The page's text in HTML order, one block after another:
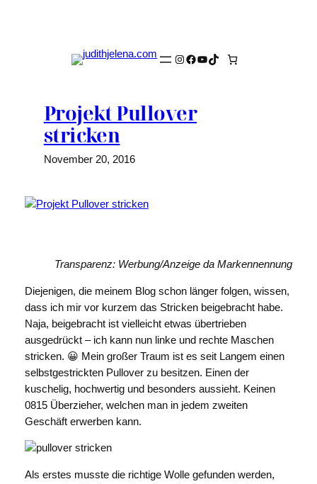
Instagram
Facebook
YouTube
TikTok
Projekt Pullover
stricken
November 20, 2016
Transparenz: Werbung/Anzeige da Markennennung
Diejenigen, die meinem Blog schon länger folgen, wissen,
dass ich mir vor kurzem das Stricken beigebracht habe.
Naja, beigebracht ist vielleicht etwas übertrieben
ausgedrückt – ich kann nun linke und rechte Maschen
stricken. 😀 Mein großer Traum ist es seit Langem einen
selbstgestrickten Pullover zu besitzen. Einen der
kuschelig, hochwertig und besonders aussieht. Keinen
0815 Überzieher, welchen man in jedem zweiten
Geschäft erwerben kann.
Als erstes musste die richtige Wolle gefunden werden,